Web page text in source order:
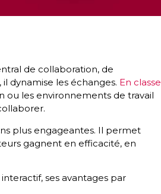
de collaboration, de
, il dynamise les échanges. En classe
ou les environnements de travail
plus engageantes. Il permet
gagnent en efficacité, en
ses avantages par